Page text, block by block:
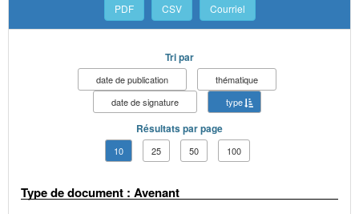
PDF CSV Courriel
Tri par
date de publication
thématique
date de signature
type
Résultats par page
10 25 50 100
Type de document : Avenant